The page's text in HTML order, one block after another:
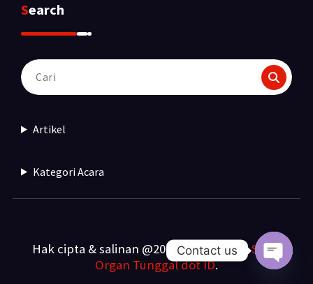
Search
Pencarian
untuk:
Artikel
Kategori Acara
Hak cipta & salinan @2025. Dibuat olehSewa
Organ Tunggal dot ID.
Contact us